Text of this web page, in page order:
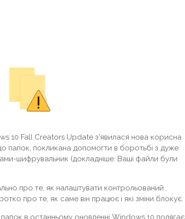
10 Fall Creators Update з'явилася нова корисна
папок, покликана допомогти в боротьбі з дуже
шифрувальник (докладніше: Ваші файли були
про те, як налаштувати контрольований
про те, як саме він працює і які зміни блокує.
в останньому оновленні Windows 10 полягає